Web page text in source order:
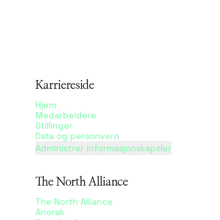
Karriereside
Hjem
Medarbeidere
Stillinger
Data og personvern
Administrer informasjonskapsler
The North Alliance
The North Alliance
Anorak